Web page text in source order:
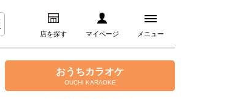
店を探す マイページ メニュー
ログイン
マイページ
おうちカラオケ
OUCHI KARAOKE